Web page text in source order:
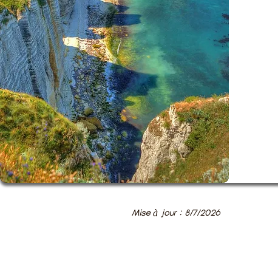
Mise à jour : 8/7/2026